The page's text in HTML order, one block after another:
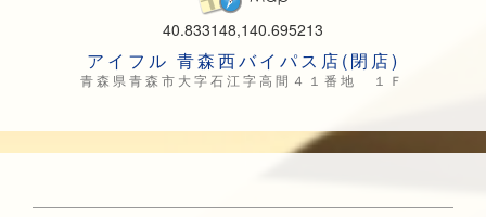
40.833148,140.695213
アイフル 青森西バイパス店(閉店)
青森県青森市大字石江字高間４１番地 １Ｆ